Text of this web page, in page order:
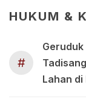
HUKUM &
#
Geruduk
Lahan di